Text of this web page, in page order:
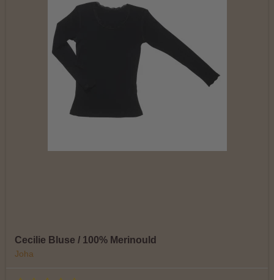
Cecilie Bluse / 100% Merinould
Joha